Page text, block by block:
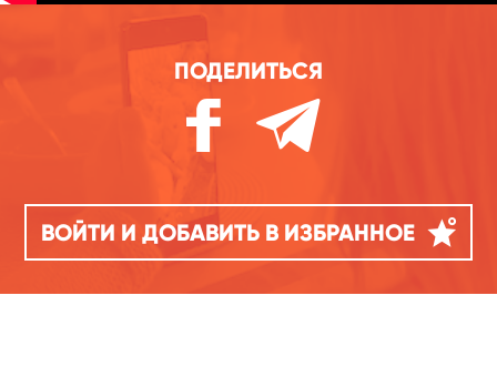
ПОДЕЛИТЬСЯ
ВОЙТИ И ДОБАВИТЬ В ИЗБРАННОЕ